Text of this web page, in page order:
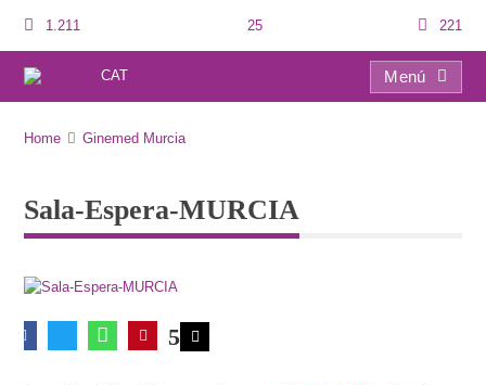
1.211 25 221
CAT
Menú
Home Ginemed Murcia
Sala-Espera-MURCIA
5